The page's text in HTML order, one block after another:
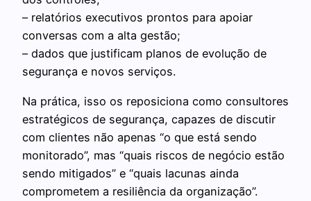
– relatórios executivos prontos para apoiar
conversas com a alta gestão;
– dados que justificam planos de evolução de
segurança e novos serviços.
Na prática, isso os reposiciona como consultores
estratégicos de segurança, capazes de discutir
com clientes não apenas “o que está sendo
monitorado”, mas “quais riscos de negócio estão
sendo mitigados” e “quais lacunas ainda
comprometem a resiliência da organização”.